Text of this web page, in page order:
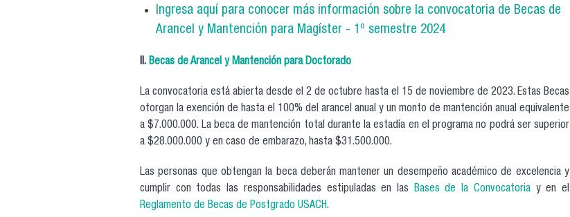
Ingresa aquí para conocer más información sobre la convocatoria de Becas de
Arancel y Mantención para Magíster - 1º semestre 2024
II. Becas de Arancel y Mantención paraDoctorado
La convocatoria está abierta desde el 2 de octubre hasta el 15 de noviembre de 2023. Estas Becas
otorgan la exención de hasta el 100% del arancel anual y un monto de mantención anual equivalente
a $7.000.000. La beca de mantención total durante la estadía en el programa no podrá ser superior
a $28.000.000 y en caso de embarazo, hasta $31.500.000.
Las personas que obtengan la beca deberán mantener un desempeño académico de excelencia y
cumplir con todas las responsabilidades estipuladas en las Bases de la Convocatoriay en el
Reglamento de Becas de Postgrado USACH.